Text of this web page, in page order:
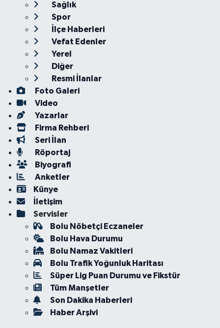
Sağlık
Spor
İlçe Haberleri
Vefat Edenler
Yerel
Diğer
Resmi İlanlar
Foto Galeri
Video
Yazarlar
Firma Rehberi
Seri İlan
Röportaj
Biyografi
Anketler
Künye
İletişim
Servisler
Bolu Nöbetçi Eczaneler
Bolu Hava Durumu
Bolu Namaz Vakitleri
Bolu Trafik Yoğunluk Haritası
Süper Lig Puan Durumu ve Fikstür
Tüm Manşetler
Son Dakika Haberleri
Haber Arşivi